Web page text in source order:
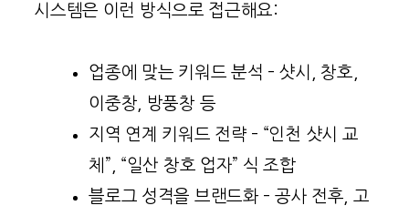
시스템은 이런 방식으로 접근해요:
업종에 맞는 키워드 분석 – 샷시, 창호,
이중창, 방풍창 등
지역 연계 키워드 전략 – “인천 샷시 교
체”, “일산 창호 업자” 식 조합
블로그 성격을 브랜드화 – 공사 전후, 고